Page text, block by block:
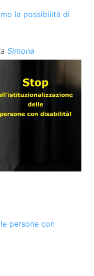
la possibilità di
Simona
persone con